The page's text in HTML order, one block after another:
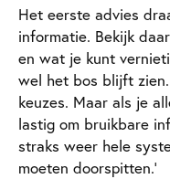
Het eerste advies
informatie. Bekijk
en wat je kunt
wel het bos blijft
keuzes. Maar als je
lastig om bruikbare
straks weer hele
moeten doorspitten.’